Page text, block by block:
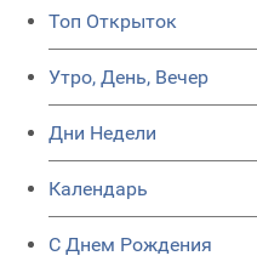
Топ Открыток
Утро, День, Вечер
Дни Недели
Календарь
C Днем Рождения